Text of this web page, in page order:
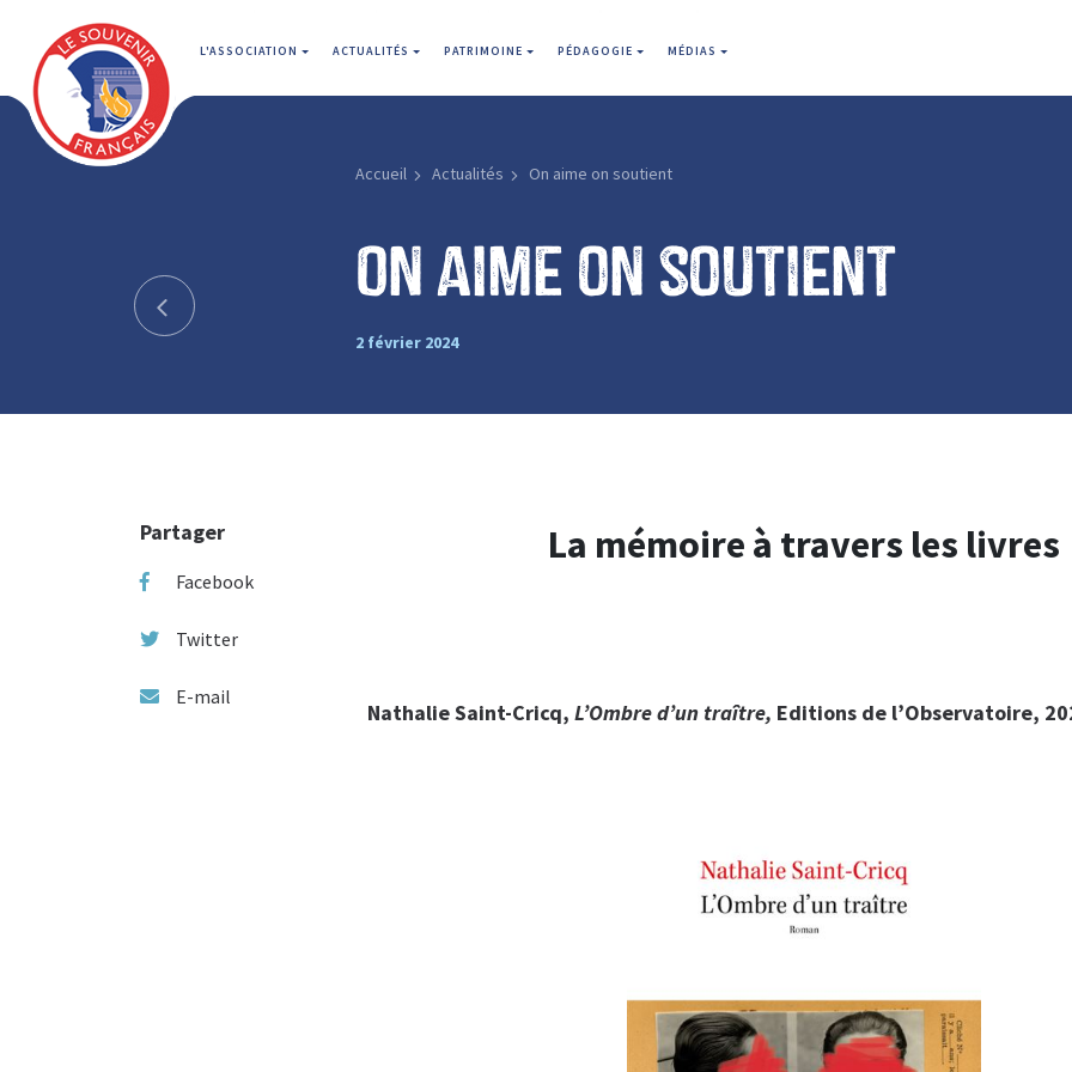
L'ASSOCIATION ACTUALITÉS PATRIMOINE PÉDAGOGIE MÉDIAS
Accueil Actualités On aime on soutient
On aime on soutient
2 février 2024
Partager
Facebook
Twitter
E-mail
La mémoire à travers les livres
Nathalie Saint-Cricq, L’Ombre d’un traître, Editions de l’Observatoire,